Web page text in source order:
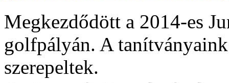
Megkezdődött a 2014-es
golfpályán. A
szerepeltek.